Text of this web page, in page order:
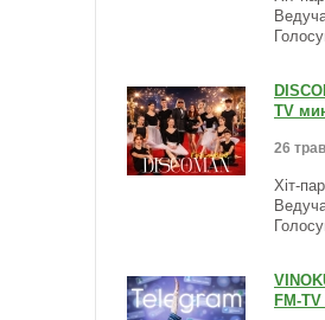
TV
26
Хіт-
FM-